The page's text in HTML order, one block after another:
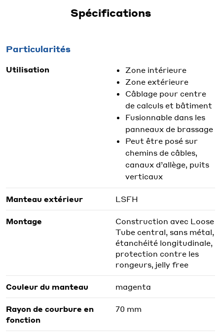
Spécifications
Particularités
Utilisation
Zone intérieure
Zone extérieure
Câblage pour centre
de calculs et bâtiment
Fusionnable dans les
panneaux de brassage
Peut être posé sur
chemins de câbles,
canaux d’allège, puits
verticaux
Manteau extérieur LSFH
Montage
Construction avec Loose
Tube central, sans métal,
étanchéité longitudinale,
protection contre les
rongeurs, jelly free
Couleur du manteau magenta
Rayon de courbure en
fonction
70 mm